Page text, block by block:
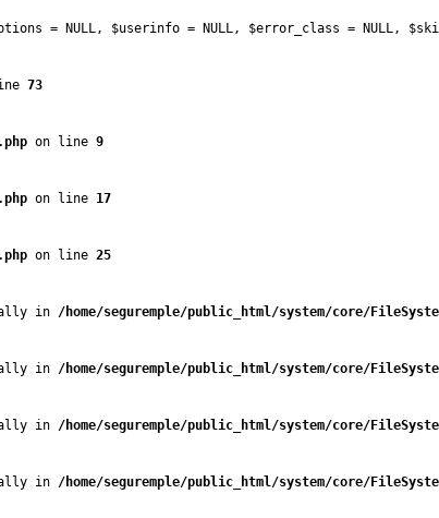
= NULL, $userinfo = NULL, $error_class = NULL,
73
on line 9
on line 17
on line 25
in /home/seguremple/public_html/system/core/
in /home/seguremple/public_html/system/core/
in /home/seguremple/public_html/system/core/
in /home/seguremple/public_html/system/core/